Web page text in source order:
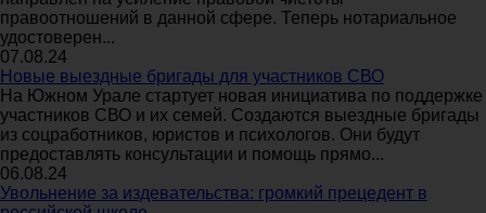
правоотношений в данной сфере. Теперь нотариальное
удостоверен...
07.08.24
Новые выездные бригады для участников СВО
На Южном Урале стартует новая инициатива по поддержке
участников СВО и их семей. Создаются выездные бригады
из соцработников, юристов и психологов. Они будут
предоставлять консультации и помощь прямо...
06.08.24
Увольнение за издевательства: громкий прецедент в